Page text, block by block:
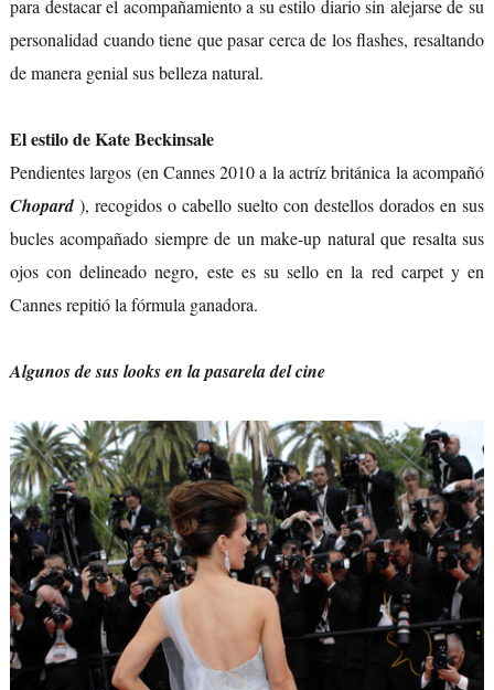
para destacar el acompañamiento a su estilo diario sin alejarse de su
personalidad cuando tiene que pasar cerca de los flashes, resaltando
de manera genial sus belleza natural.
El estilo de Kate Beckinsale
Pendientes largos (en Cannes 2010 a la actríz británica la acompañó
Chopard), recogidos o cabello suelto con destellos dorados en sus
bucles acompañado siempre de un make-up natural que resalta sus
ojos con delineado negro, este es su sello en la red carpet y en
Cannes repitió la fórmula ganadora.
Algunos de sus looks en la pasarela del cine